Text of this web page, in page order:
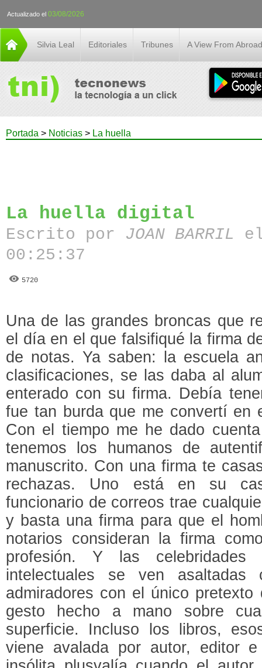
Actualizado el 03/08/2026
Silvia Leal Editoriales Tribunes A View From Abroad
Portada > Noticias > La huella
La huella digital
Escrito por JOAN BARRIL
00:25:37
5720
Una de las grandes broncas que
el día en el que falsifiqué la firma
de notas. Ya saben: la escuela
clasificaciones, se las daba al
enterado con su firma. Debía
fue tan burda que me convertí en
Con el tiempo me he dado
tenemos los humanos de
manuscrito. Con una firma te
rechazas. Uno está en su
funcionario de correos trae
y basta una firma para que el
notarios consideran la firma
profesión. Y las celebridades
intelectuales se ven asaltadas
admiradores con el único
gesto hecho a mano sobre
superficie. Incluso los libros,
viene avalada por autor, editor